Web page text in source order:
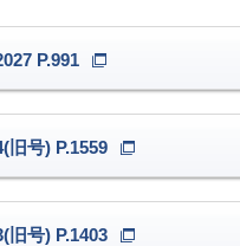
P.991
旧号) P.1559
旧号) P.1403